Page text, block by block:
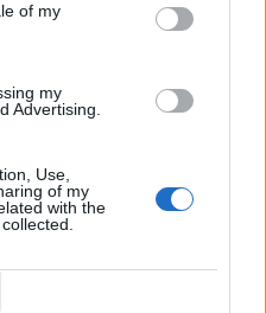
of my
my
Advertising.
Use,
of my
with the
οδηγός μοτοσικλέτας
Ξηροπόταμο – Πώς θα
στο πλυντήριο: Το μυστικό
θαυμαστές